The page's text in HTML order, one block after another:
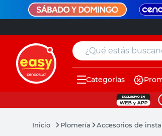
¿Qué estás buscando?
Categorías
Plomería Accesorios de
muebles